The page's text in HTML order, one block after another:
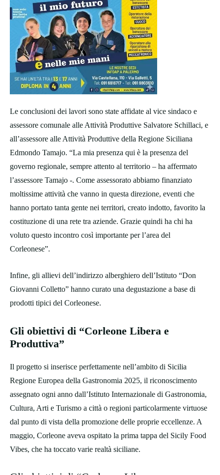
Le conclusioni dei lavori sono state affidate al vice sindaco e
assessore comunale alle Attività Produttive Salvatore Schillaci, e
all’assessore alle Attività Produttive della Regione Siciliana
Edmondo Tamajo. “La mia presenza qui è la presenza del
governo regionale, sempre attento al territorio – ha affermato
l’assessore Tamajo -. Come assessorato abbiamo finanziato
moltissime attività che vanno in questa direzione, eventi che
hanno portato tanta gente nei territori, creato indotto, favorito la
costituzione di una rete tra aziende. Grazie quindi ha chi ha
voluto questo incontro così importante per l’area del
Corleonese”.
Infine, gli allievi dell’indirizzo alberghiero dell’Istituto “Don
Giovanni Colletto” hanno curato una degustazione a base di
prodotti tipici del Corleonese.
Gli obiettivi di “Corleone Libera e
Produttiva”
Il progetto si inserisce perfettamente nell’ambito di Sicilia
Regione Europea della Gastronomia 2025, il riconoscimento
assegnato ogni anno dall’Istituto Internazionale di Gastronomia,
Cultura, Arti e Turismo a città o regioni particolarmente virtuose
dal punto di vista della promozione delle proprie eccellenze. A
maggio, Corleone aveva ospitato la prima tappa del Sicily Food
Vibes, che ha toccato varie realtà siciliane.